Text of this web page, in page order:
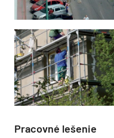
Pracovné lešenie